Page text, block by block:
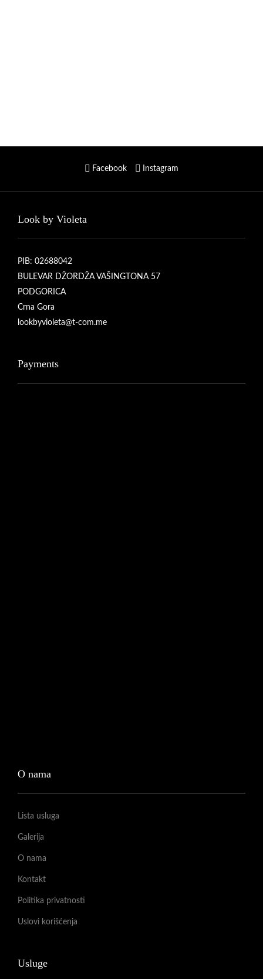
Facebook Instagram
Look by Violeta
PIB: 02688042
BULEVAR DŽORDŽA VAŠINGTONA 57
PODGORICA
Crna Gora
lookbyvioleta@t-com.me
Payments
O nama
Lista usluga
Galerija
O nama
Kontakt
Politika privatnosti
Uslovi korišćenja
Usluge